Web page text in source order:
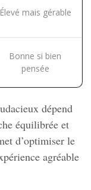
Élevé mais gérable
Bonne si bien
pensée
dépend
équilibrée et
d’optimiser le
agréable